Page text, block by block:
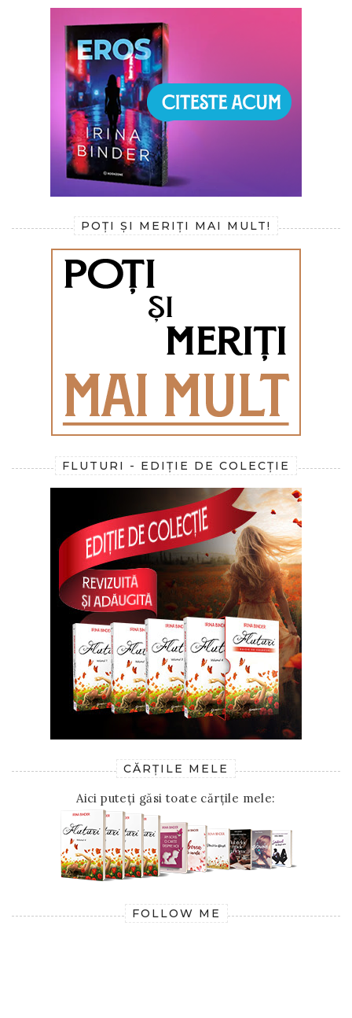
POȚI ȘI MERIȚI MAI MULT!
FLUTURI - EDIȚIE DE COLECȚIE
CĂRȚILE MELE
Aici puteți găsi toate cărțile mele:
FOLLOW ME